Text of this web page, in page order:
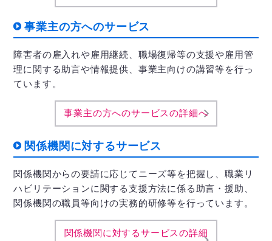
事業主の方へのサービス
障害者の雇入れや雇用継続、職場復帰等の支援や雇用管
理に関する助言や情報提供、事業主向けの講習等を行っ
ています。
事業主の方へのサービスの詳細へ
関係機関に対するサービス
関係機関からの要請に応じてニーズ等を把握し、職業リ
ハビリテーションに関する支援方法に係る助言・援助、
関係機関の職員等向けの実務的研修等を行っています。
関係機関に対するサービスの詳細